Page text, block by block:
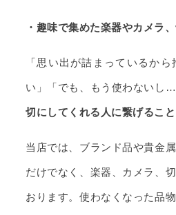
・趣味で集めた楽器やカメラ
「思い出が詰まっているか
い」「でも、もう使わないし…
切にしてくれる人に繋げるこ
当店では、ブランド品や貴金
だけでなく、楽器、カメラ、
おります。使わなくなった品